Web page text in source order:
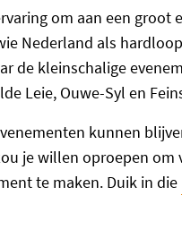
om aan een groot
Nederland als
de kleinschalige
Leie, Ouwe-Syl en
kunnen
je willen oproepen om
te maken. Duik in die